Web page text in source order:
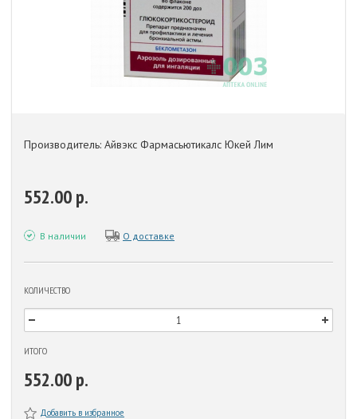
Производитель: Айвэкс Фармасьютикалс Юкей Лим
552.00 р.
В наличии О доставке
КОЛИЧЕСТВО
ИТОГО
552.00 р.
Добавить в избранное